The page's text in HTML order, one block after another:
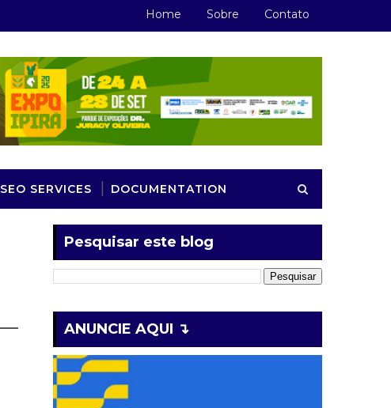
Home Sobre Contato
SEO SERVICES DOCUMENTATION
Pesquisar este blog
ANUNCIE AQUI ↴